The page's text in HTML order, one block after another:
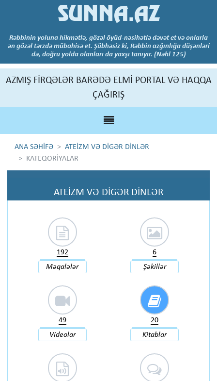
SUNNA.AZ
Rəbbinin yoluna hikmətlə, gözəl öyüd-nəsihətlə dəvət et və onlarla
ən gözəl tərzdə mübahisə et. Şübhəsiz ki, Rəbbin azğınlığa düşənləri
də, doğru yolda olanları da yaxşı tanıyır. (Nəhl 125)
AZMIŞ FİRQƏLƏR BARƏDƏ ELMİ PORTAL VƏ HAQQA
ÇAĞIRIŞ
ANA SƏHİFƏ
ATEİZM VƏ DİGƏR DİNLƏR
KATEQORİYALAR
ATEİZM VƏ DİGƏR DİNLƏR
192
Məqalələr
6
Şəkillər
49
Videolar
20
Kitablar